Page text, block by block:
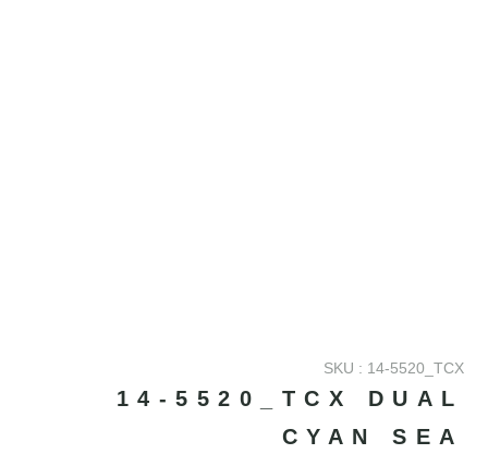
SKU : 14-5520_TCX
14-5520_TCX DUAL
CYAN SEA